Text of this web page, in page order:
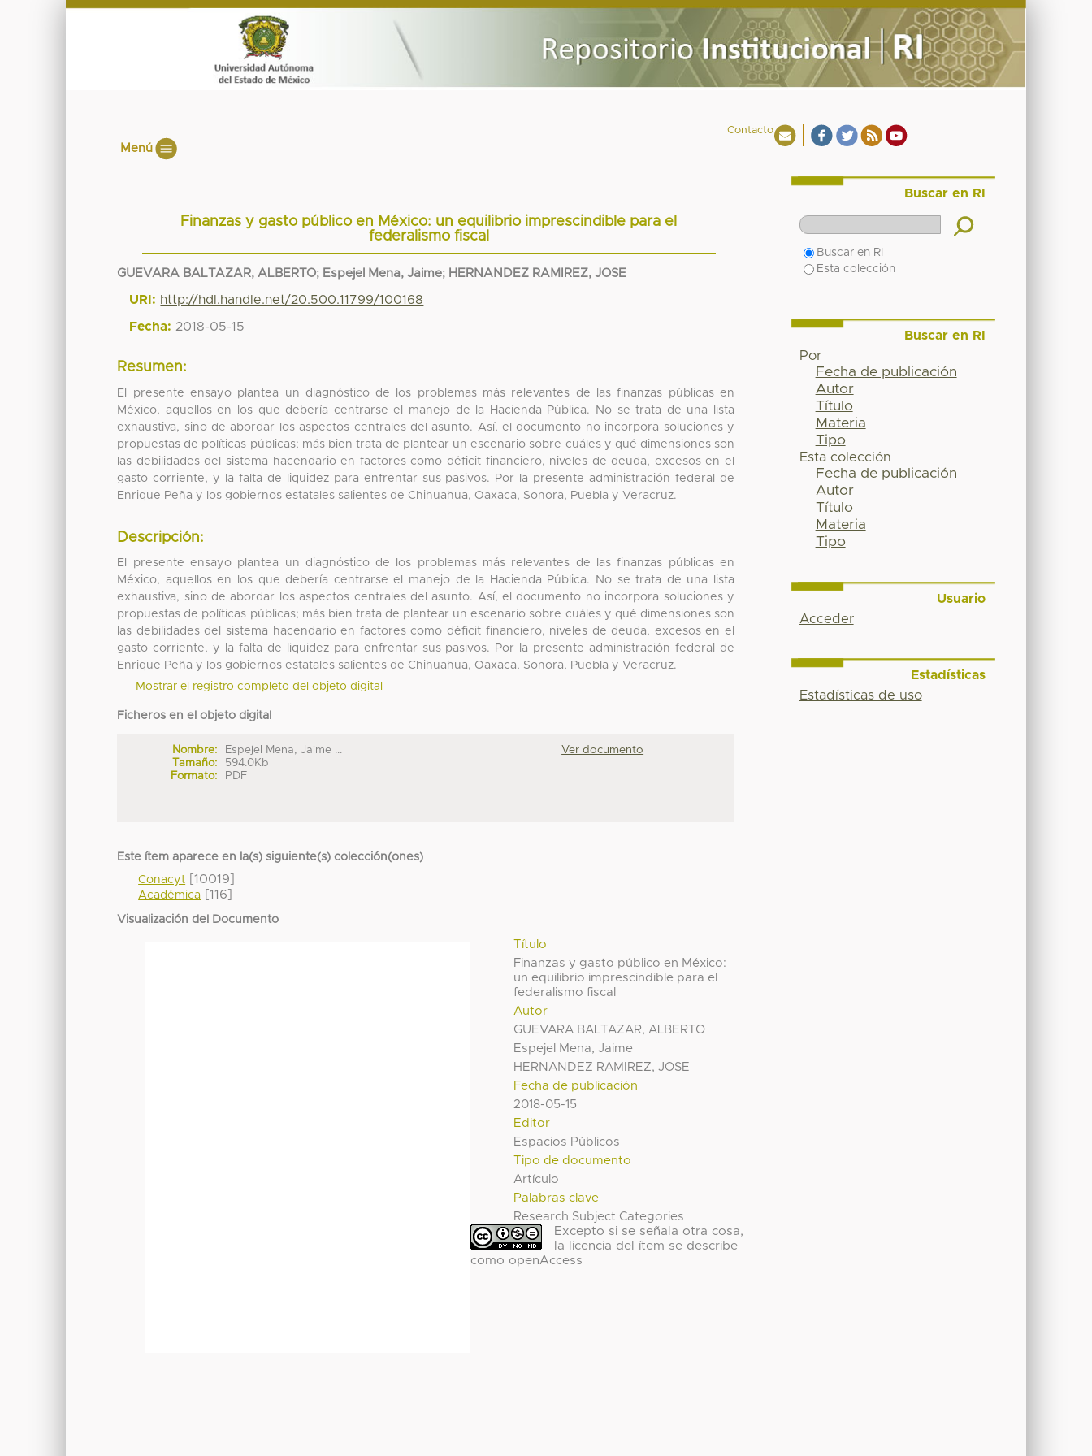
Contacto
Menú
Finanzas y gasto público en México: un equilibrio imprescindible para el
federalismo fiscal
GUEVARA BALTAZAR, ALBERTO; Espejel Mena, Jaime; HERNANDEZ RAMIREZ, JOSE
URI: http://hdl.handle.net/20.500.11799/100168
Fecha: 2018-05-15
Resumen:
El presente ensayo plantea un diagnóstico de los problemas más relevantes de las finanzas públicas en
México, aquellos en los que debería centrarse el manejo de la Hacienda Pública. No se trata de una lista
exhaustiva, sino de abordar los aspectos centrales del asunto. Así, el documento no incorpora soluciones y
propuestas de políticas públicas; más bien trata de plantear un escenario sobre cuáles y qué dimensiones son
las debilidades del sistema hacendario en factores como déficit financiero, niveles de deuda, excesos en el
gasto corriente, y la falta de liquidez para enfrentar sus pasivos. Por la presente administración federal de
Enrique Peña y los gobiernos estatales salientes de Chihuahua, Oaxaca, Sonora, Puebla y Veracruz.
Descripción:
El presente ensayo plantea un diagnóstico de los problemas más relevantes de las finanzas públicas en
México, aquellos en los que debería centrarse el manejo de la Hacienda Pública. No se trata de una lista
exhaustiva, sino de abordar los aspectos centrales del asunto. Así, el documento no incorpora soluciones y
propuestas de políticas públicas; más bien trata de plantear un escenario sobre cuáles y qué dimensiones son
las debilidades del sistema hacendario en factores como déficit financiero, niveles de deuda, excesos en el
gasto corriente, y la falta de liquidez para enfrentar sus pasivos. Por la presente administración federal de
Enrique Peña y los gobiernos estatales salientes de Chihuahua, Oaxaca, Sonora, Puebla y Veracruz.
Mostrar el registro completo del objeto digital
Ficheros en el objeto digital
Nombre:
Espejel Mena, Jaime ...
Tamaño:
594.0Kb
Formato:
PDF
Ver documento
Este ítem aparece en la(s) siguiente(s) colección(ones)
Conacyt [10019]
Académica [116]
Visualización del Documento
Título
Finanzas y gasto público en México:
un equilibrio imprescindible para el
federalismo fiscal
Autor
GUEVARA BALTAZAR, ALBERTO
Espejel Mena, Jaime
HERNANDEZ RAMIREZ, JOSE
Fecha de publicación
2018-05-15
Editor
Espacios Públicos
Tipo de documento
Artículo
Palabras clave
Research Subject Categories
Excepto si se señala otra cosa,
la licencia del ítem se describe
como openAccess
Buscar en RI
Buscar en RI
Esta colección
Buscar en RI
Por
Fecha de publicación
Autor
Título
Materia
Tipo
Esta colección
Fecha de publicación
Autor
Título
Materia
Tipo
Usuario
Acceder
Estadísticas
Estadísticas de uso